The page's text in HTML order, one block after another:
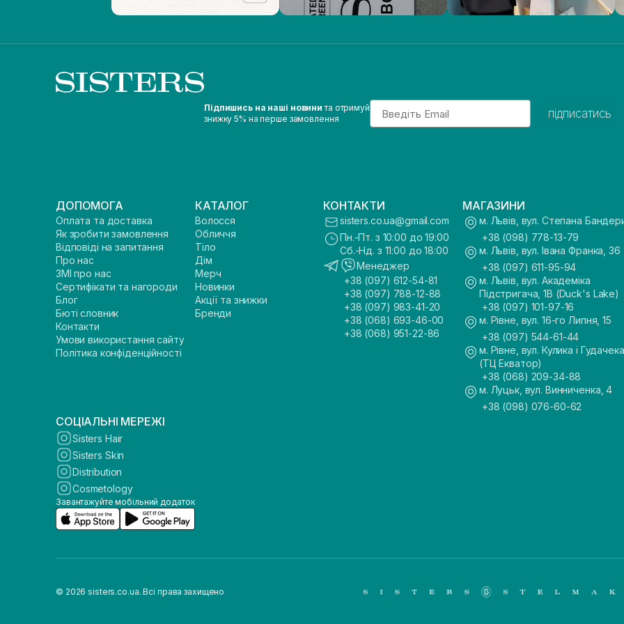
Підпишись на наші новини та отримуй
знижку 5% на перше замовлення
Email
підписатись
ДОПОМОГА
Оплата та доставка
Як зробити замовлення
Відповіді на запитання
Про нас
ЗМІ про нас
Сертифікати та нагороди
Блог
Бюті словник
Контакти
Умови використання сайту
Політика конфіденційності
КАТАЛОГ
Волосся
Обличчя
Тіло
Дім
Мерч
Новинки
Акції та знижки
Бренди
КОНТАКТИ
sisters.co.ua@gmail.com
Пн.-Пт. з 10:00 до 19:00
Сб.-Нд. з 11:00 до 18:00
Менеджер
+38 (097) 612-54-81
+38 (097) 788-12-88
+38 (097) 983-41-20
+38 (068) 693-46-00
+38 (068) 951-22-86
МАГАЗИНИ
м. Львів, вул. Степана
+38 (098) 778-13-79
м. Львів, вул. Івана Франка, 36
+38 (097) 611-95-94
м. Львів, вул. Академіка
Підстригача, 1В (Duck's Lake)
+38 (097) 101-97-16
м. Рівне, вул. 16-го Липня, 15
+38 (097) 544-61-44
м. Рівне, вул. Кулика і
(ТЦ Екватор)
+38 (068) 209-34-88
м. Луцьк, вул. Винниченка, 4
+38 (098) 076-60-62
СОЦІАЛЬНІ МЕРЕЖІ
Sisters Hair
Sisters Skin
Distribution
Cosmetology
Завантажуйте мобільний додаток
© 2026 sisters.co.ua. Всі права захищено